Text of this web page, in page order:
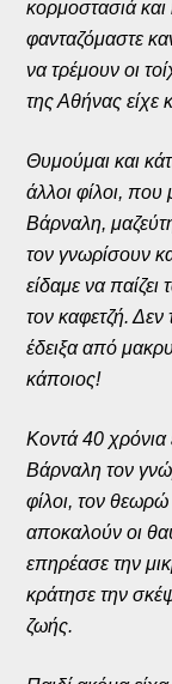
κορμοστασιά
φανταζόμαστε
να τρέμουν οι
της Αθήνας είχε
Θυμούμαι και
άλλοι φίλοι,
Βάρναλη,
τον γνωρίσουν
είδαμε να
τον καφετζή.
έδειξα από
κάποιος!
Κοντά 40
Βάρναλη τον
φίλοι, τον
αποκαλούν οι
επηρέασε την
κράτησε την
ζωής.